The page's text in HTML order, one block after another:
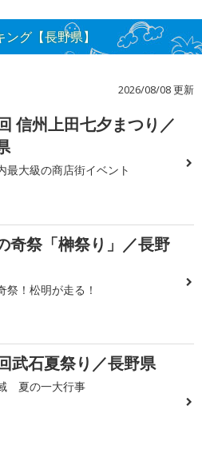
グ【長野県】
2026/08/08 更新
信州上田七夕まつり／
最大級の商店街イベント
奇祭「榊祭り」／長野
祭！松明が走る！
武石夏祭り／長野県
夏の一大行事